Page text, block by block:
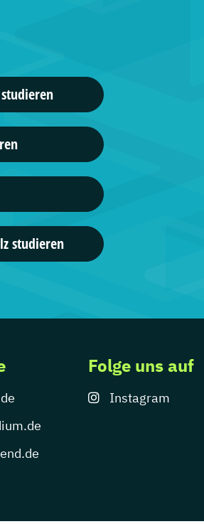
für Management
& Medienmanagement, ...
...
University
studieren
Folge uns auf
Instagram